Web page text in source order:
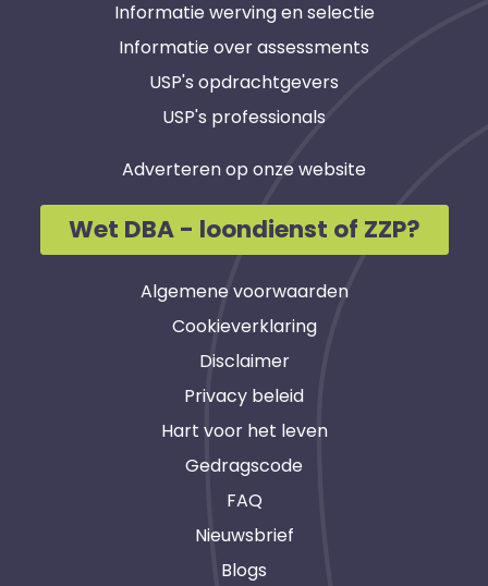
Informatie werving en selectie
Informatie over assessments
USP's opdrachtgevers
USP's professionals
Adverteren op onze website
Wet DBA - loondienst of ZZP?
Algemene voorwaarden
Cookieverklaring
Disclaimer
Privacy beleid
Hart voor het leven
Gedragscode
FAQ
Nieuwsbrief
Blogs